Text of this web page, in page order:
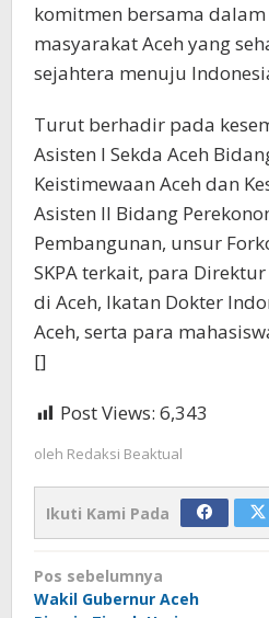
komitmen bersama
masyarakat Aceh yang
sejahtera menuju
Turut berhadir pada
Asisten I Sekda Aceh
Keistimewaan Aceh dan
Asisten II Bidang
Pembangunan, unsur
SKPA terkait, para
di Aceh, Ikatan Dokter
Aceh, serta para
[]
Post Views: 6,343
oleh Redaksi Beaktual
Ikuti Kami Pada
Navigasi
pos
Pos sebelumnya
Wakil Gubernur Aceh